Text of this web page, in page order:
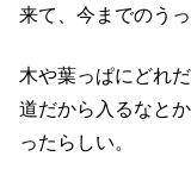
来て、今までのう
木や葉っぱにどれ
道だから入るなと
ったらしい。